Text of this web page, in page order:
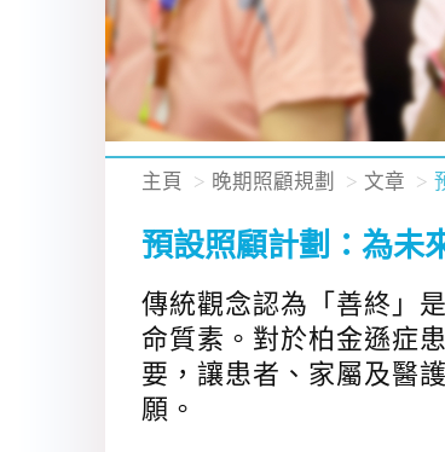
主頁 晚期照顧規劃 文章
預設照顧計劃：為未
傳統觀念認為「善終」
命質素。對於柏金遜症
要，讓患者、家屬及醫
願。